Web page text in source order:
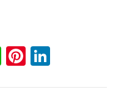
WhatsApp
Pinterest